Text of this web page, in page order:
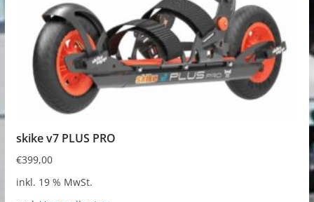
skike v7 PLUS PRO
€399,00
inkl. 19 % MwSt.